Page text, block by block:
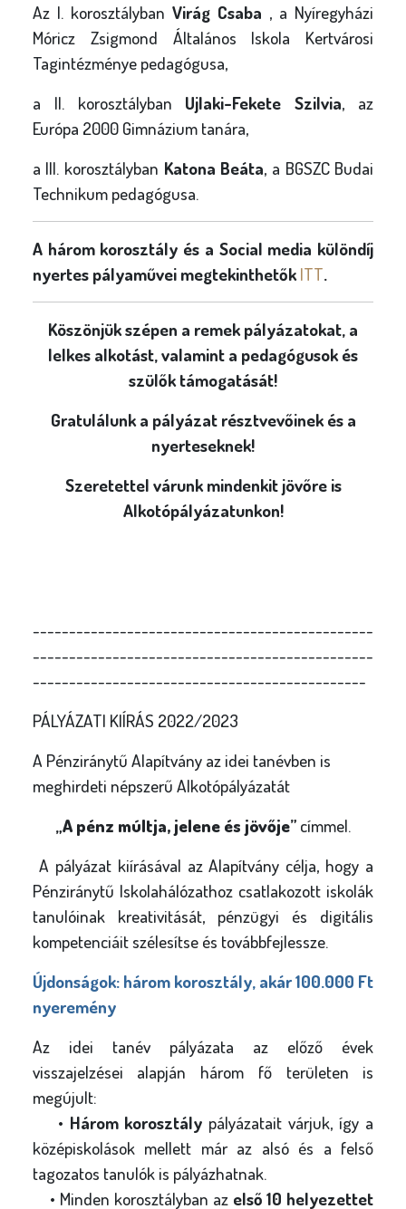
Az I. korosztályban Virág Csaba , a Nyíregyházi
Móricz Zsigmond Általános Iskola Kertvárosi
Tagintézménye pedagógusa,
a II. korosztályban Ujlaki-Fekete Szilvia, az
Európa 2000 Gimnázium tanára,
a III. korosztályban Katona Beáta, a BGSZC Budai
Technikum pedagógusa.
A három korosztály és a Social media különdíj
nyertes pályaművei megtekinthetőkITT.
Köszönjük szépen a remek pályázatokat, a
lelkes alkotást, valamint a pedagógusok és
szülők támogatását!
Gratulálunk a pályázat résztvevőinek és a
nyerteseknek!
Szeretettel várunk mindenkit jövőre is
Alkotópályázatunkon!
-----------------------------------------------
-----------------------------------------------
----------------------------------------------
PÁLYÁZATI KIÍRÁS 2022/2023
A Pénziránytű Alapítvány az idei tanévben is
meghirdeti népszerű Alkotópályázatát
„A pénz múltja, jelene és jövője” címmel.
A pályázat kiírásával az Alapítvány célja, hogy a
Pénziránytű Iskolahálózathoz csatlakozott iskolák
tanulóinak kreativitását, pénzügyi és digitális
kompetenciáit szélesítse és továbbfejlessze.
Újdonságok: három korosztály, akár 100.000 Ft
nyeremény
Az idei tanév pályázata az előző évek
visszajelzései alapján három fő területen is
megújult:
• Három korosztály pályázatait várjuk, így a
középiskolások mellett már az alsó és a felső
tagozatos tanulók is pályázhatnak.
• Minden korosztályban az első 10 helyezettet